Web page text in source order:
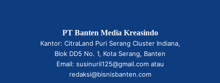
PT Banten Media Kreasindo
Kantor: CitraLand Puri Serang Cluster Indiana,
Blok DD5 No. 1, Kota Serang, Banten
Email: susinuril125@gmail.com atau
redaksi@bisnisbanten.com